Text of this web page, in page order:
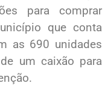
para comprar
que conta
as 690 unidades
um caixão para